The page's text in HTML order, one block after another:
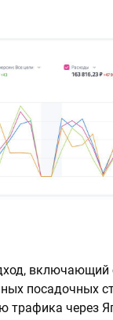
включающий
посадочных
трафика через